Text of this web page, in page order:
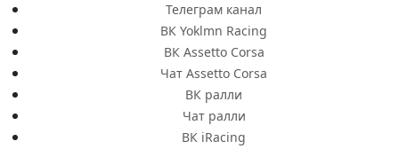
Телеграм канал
ВК Yoklmn Racing
ВК Assetto Corsa
Чат Assetto Corsa
ВК ралли
Чат ралли
ВК iRacing